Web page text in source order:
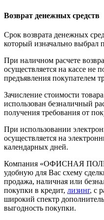
Возврат денежных средств
Срок возврата денежных
который изначально выбрал
При наличном расчете
осуществляется на кассе не
предъявления покупателем
Зачисление стоимости
использован безналичный
получения требования от
При использовании
осуществляется на
календарных дней.
Компания «ОФИСНАЯ
удобную для Вас схему
продажа, наличная или
покупки в кредит, лизинг, с
широкий спектр
выгодность покупки.